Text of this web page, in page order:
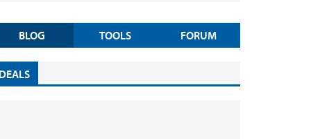
BLOG TOOLS FORUM
DEALS